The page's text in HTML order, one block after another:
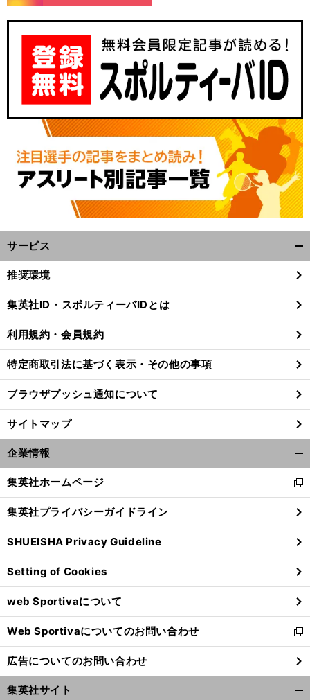
へ
サービス
閉
る
推奨環境
集英社ID・スポルティーバIDとは
利用規約・会員規約
特定商取引法に基づく表示・その他の事項
ブラウザプッシュ通知について
サイトマップ
企業情報
閉
る
集英社ホームページ
新
し
い
ウ
ィ
ン
ド
ウ
で
開
く
集英社プライバシーガイドライン
SHUEISHA Privacy Guideline
Setting of Cookies
web Sportivaについて
Web Sportivaについてのお問い合わせ
新
し
い
ウ
ィ
広告についてのお問い合わせ
集英社サイト